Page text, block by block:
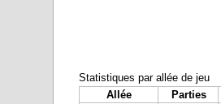
Statistiques par allée de jeu
Allée
Parties